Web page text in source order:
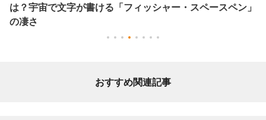
は？宇宙で文字が書ける「フィッシャー・スペースペン」
の凄さ
おすすめ関連記事